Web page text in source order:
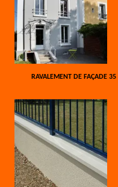
RAVALEMENT DE FAÇADE 35